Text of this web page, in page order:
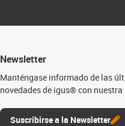
Newsletter
Manténgase informado de las
novedades de igus® con nuestra
Suscribirse a la Newsletter